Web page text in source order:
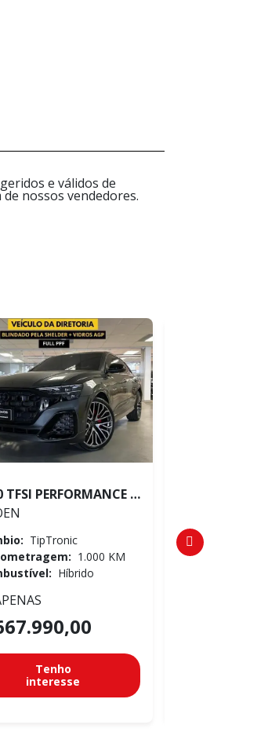
e válidos de
nossos vendedores.
Q8 3.0 TFSI PERFORMANCE BLACK QUATTRO
TipTronic
1.000 KM
Híbrido
Tenho
interesse
Câmbio: